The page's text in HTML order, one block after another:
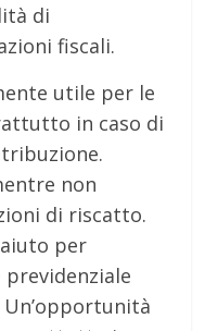
di
fiscali.
utile per le
in caso di
non
di riscatto.
per